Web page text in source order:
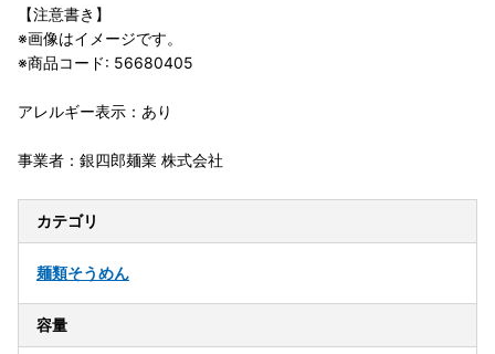
【注意書き】
※画像はイメージです。
※商品コード: 56680405
アレルギー表示：あり
事業者：銀四郎麺業 株式会社
カテゴリ
麺類そうめん
容量